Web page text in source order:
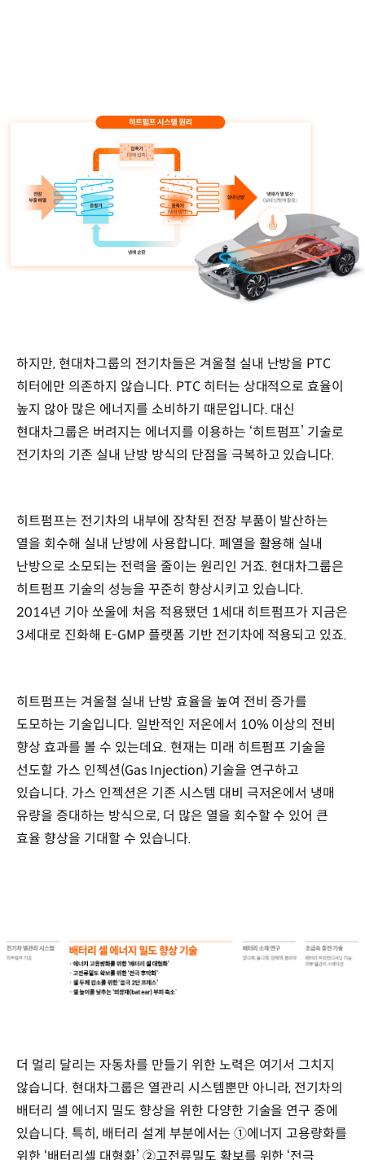
하지만, 현대차그룹의 전기차들은 겨울철 실내 난방을 PTC
히터에만 의존하지 않습니다. PTC 히터는 상대적으로 효율이
높지 않아 많은 에너지를 소비하기 때문입니다. 대신
현대차그룹은 버려지는 에너지를 이용하는 ‘히트펌프’ 기술로
전기차의 기존 실내 난방 방식의 단점을 극복하고 있습니다.
히트펌프는 전기차의 내부에 장착된 전장 부품이 발산하는
열을 회수해 실내 난방에 사용합니다. 폐열을 활용해 실내
난방으로 소모되는 전력을 줄이는 원리인 거죠. 현대차그룹은
히트펌프 기술의 성능을 꾸준히 향상시키고 있습니다.
2014년 기아 쏘울에 처음 적용됐던 1세대 히트펌프가 지금은
3세대로 진화해 E-GMP 플랫폼 기반 전기차에 적용되고 있죠.
히트펌프는 겨울철 실내 난방 효율을 높여 전비 증가를
도모하는 기술입니다. 일반적인 저온에서 10% 이상의 전비
향상 효과를 볼 수 있는데요. 현재는 미래 히트펌프 기술을
선도할 가스 인젝션(Gas Injection) 기술을 연구하고
있습니다. 가스 인젝션은 기존 시스템 대비 극저온에서 냉매
유량을 증대하는 방식으로, 더 많은 열을 회수할 수 있어 큰
효율 향상을 기대할 수 있습니다.
더 멀리 달리는 자동차를 만들기 위한 노력은 여기서 그치지
않습니다. 현대차그룹은 열관리 시스템뿐만 아니라, 전기차의
배터리 셀 에너지 밀도 향상을 위한 다양한 기술을 연구 중에
있습니다. 특히, 배터리 설계 부분에서는 ①에너지 고용량화를
위한 ‘배터리셀 대형화’ ②고전류밀도 확보를 위한 ‘전극